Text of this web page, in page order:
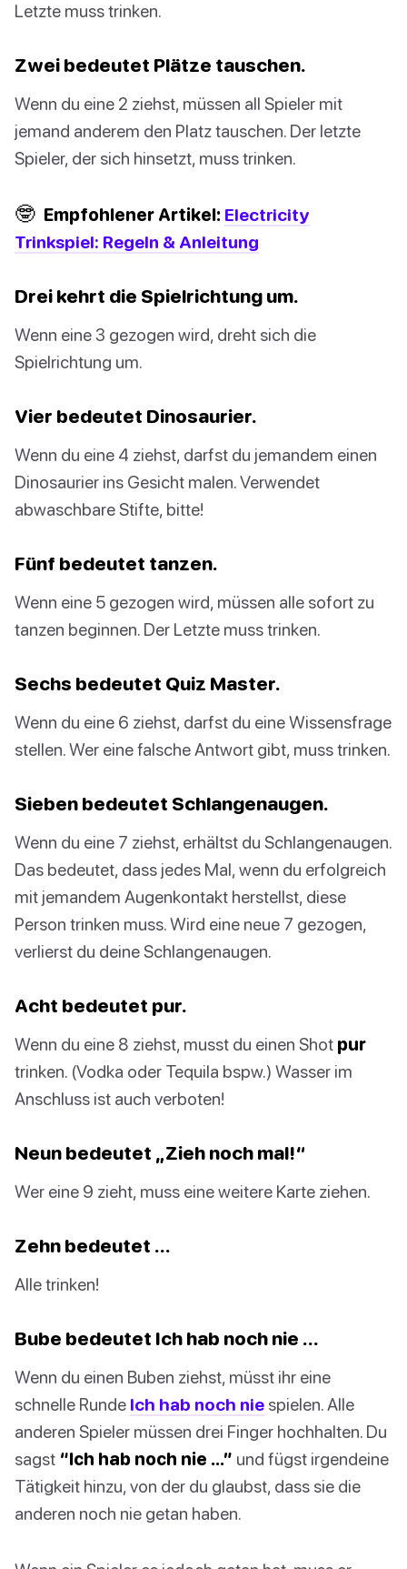
Letzte muss trinken.
Zwei bedeutet Plätze tauschen.
Wenn du eine 2 ziehst, müssen all Spieler mit
jemand anderem den Platz tauschen. Der letzte
Spieler, der sich hinsetzt, muss trinken.
🤓 Empfohlener Artikel: Electricity
Trinkspiel: Regeln & Anleitung
Drei kehrt die Spielrichtung um.
Wenn eine 3 gezogen wird, dreht sich die
Spielrichtung um.
Vier bedeutet Dinosaurier.
Wenn du eine 4 ziehst, darfst du jemandem einen
Dinosaurier ins Gesicht malen. Verwendet
abwaschbare Stifte, bitte!
Fünf bedeutet tanzen.
Wenn eine 5 gezogen wird, müssen alle sofort zu
tanzen beginnen. Der Letzte muss trinken.
Sechs bedeutet Quiz Master.
Wenn du eine 6 ziehst, darfst du eine Wissensfrage
stellen. Wer eine falsche Antwort gibt, muss trinken.
Sieben bedeutet Schlangenaugen.
Wenn du eine 7 ziehst, erhältst du Schlangenaugen.
Das bedeutet, dass jedes Mal, wenn du erfolgreich
mit jemandem Augenkontakt herstellst, diese
Person trinken muss. Wird eine neue 7 gezogen,
verlierst du deine Schlangenaugen.
Acht bedeutet pur.
Wenn du eine 8 ziehst, musst du einen Shot pur
trinken. (Vodka oder Tequila bspw.) Wasser im
Anschluss ist auch verboten!
Neun bedeutet „Zieh noch mal!“
Wer eine 9 zieht, muss eine weitere Karte ziehen.
Zehn bedeutet …
Alle trinken!
Bube bedeutet Ich hab noch nie …
Wenn du einen Buben ziehst, müsst ihr eine
schnelle Runde Ich hab noch nie spielen. Alle
anderen Spieler müssen drei Finger hochhalten. Du
sagst “Ich hab noch nie …” und fügst irgendeine
Tätigkeit hinzu, von der du glaubst, dass sie die
anderen noch nie getan haben.